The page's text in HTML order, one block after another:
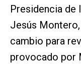
Presidencia de
Jesús
cambio para
provocado por